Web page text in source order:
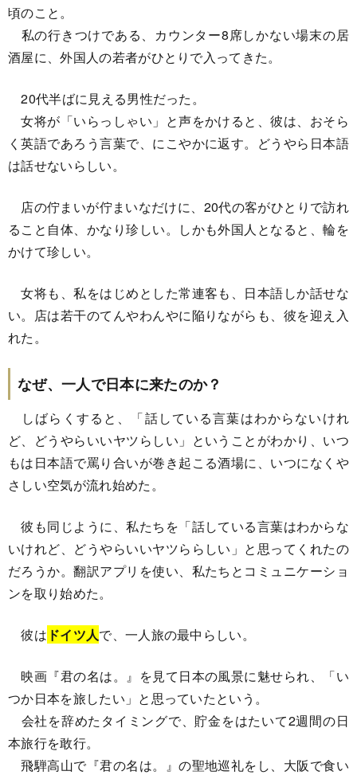
頃のこと。
私の行きつけである、カウンター8席しかない場末の居
酒屋に、外国人の若者がひとりで入ってきた。
20代半ばに見える男性だった。
女将が「いらっしゃい」と声をかけると、彼は、おそら
く英語であろう言葉で、にこやかに返す。どうやら日本語
は話せないらしい。
店の佇まいが佇まいなだけに、20代の客がひとりで訪れ
ること自体、かなり珍しい。しかも外国人となると、輪を
かけて珍しい。
女将も、私をはじめとした常連客も、日本語しか話せな
い。店は若干のてんやわんやに陥りながらも、彼を迎え入
れた。
なぜ、一人で日本に来たのか？
しばらくすると、「話している言葉はわからないけれ
ど、どうやらいいヤツらしい」ということがわかり、いつ
もは日本語で罵り合いが巻き起こる酒場に、いつになくや
さしい空気が流れ始めた。
彼も同じように、私たちを「話している言葉はわからな
いけれど、どうやらいいヤツららしい」と思ってくれたの
だろうか。翻訳アプリを使い、私たちとコミュニケーショ
ンを取り始めた。
彼は ドイツ人で、一人旅の最中らしい。
映画『君の名は。』を見て日本の風景に魅せられ、「い
つか日本を旅したい」と思っていたという。
会社を辞めたタイミングで、貯金をはたいて2週間の日
本旅行を敢行。
飛騨高山で『君の名は。』の聖地巡礼をし、大阪で食い